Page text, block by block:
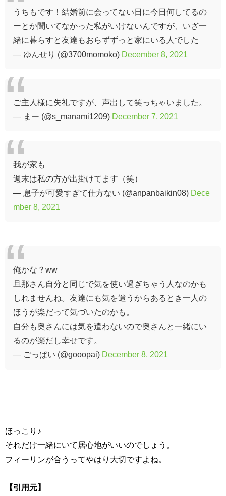
うちもです！結婚前に会ってない日に今日何してるの
ーとか聞いてなかった私がいけないんですが、いざ一
緒に暮らすと友達もおらずずっと家にいる人でした
— ゆんせり (@3700momoko) December 8, 2021
ご主人様に失礼ですが、声出して笑っちゃいました。
— まー (@s_manami1209) December 7, 2021
我が家も
週末は私の方が出掛けてます（笑）
— 息子が可愛すぎて仕方ない (@anpanbaikin08) Dece
mber 8, 2021
俺かな？ww
旦那さん自分と同じで気を使い過ぎちゃう人なのかも
しれませんね。友達にも気を遣うからあるとき一人の
ほうが楽だって気づいたのかも。
自分も奥さんには気を遣わないので奥さんと一緒にい
るのが楽だし幸せです。
— ごっぱい (@gooopai) December 8, 2021
ほっこり♪
それだけ一緒にいて居心地がいいのでしょう。
フィーリンが合うってやはり大切ですよね。
【引用元】